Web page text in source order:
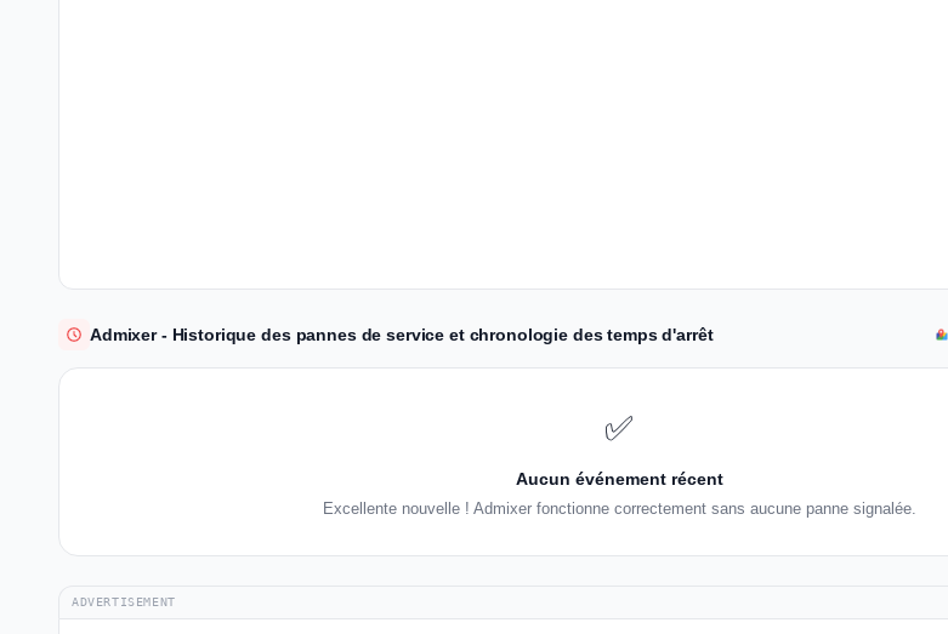
Admixer - Historique des pannes de service et chronologie des temps d'arrêt
✅
Aucun événement récent
Excellente nouvelle ! Admixer fonctionne correctement sans aucune panne signalée.
ADVERTISEMENT